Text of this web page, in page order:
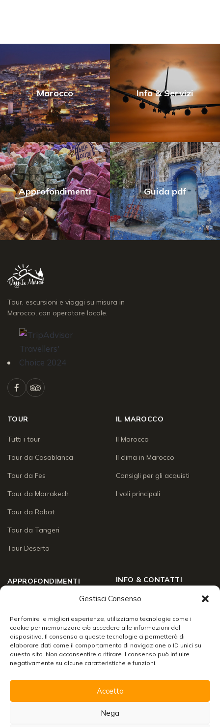
Gestisci Consenso
Per fornire le migliori esperienze, utilizziamo tecnologie come i
cookie per memorizzare e/o accedere alle informazioni del
dispositivo. Il consenso a queste tecnologie ci permetterà di
elaborare dati come il comportamento di navigazione o ID unici su
questo sito. Non acconsentire o ritirare il consenso può influire
negativamente su alcune caratteristiche e funzioni.
Accetta
Nega
Marocco Info & Servizi
Approfondimenti Guida pdf
Tour, escursioni e viaggi su misura in
Marocco, con operatore locale.
TOUR
Tutti i tour
Tour da Casablanca
Tour da Fes
Tour da Marrakech
Tour da Rabat
Tour da Tangeri
Tour Deserto
IL MAROCCO
Il Marocco
Il clima in Marocco
Consigli per gli acquisti
I voli principali
APPROFONDIMENTI
Enogastronomia
Lo sai che
Racconti di viaggio
INFO & CONTATTI
Chi siamo
Social Wall
Contatti
24/7 support
Organizzare un viaggio in Marocco
viaggiare senza pensieri!